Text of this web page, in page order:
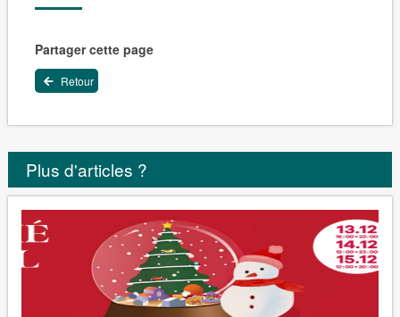
Partager cette page
Retour
Plus d'articles ?